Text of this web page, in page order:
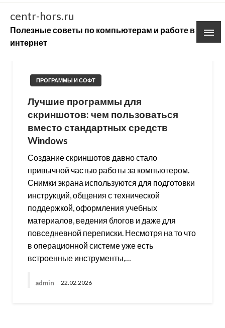
Skip
content
centr-hors.ru
Полезные советы по компьютерам и работе в
интернет
ПРОГРАММЫ И СОФТ
Лучшие программы для
скриншотов: чем пользоваться
вместо стандартных средств
Windows
Создание скриншотов давно стало
привычной частью работы за компьютером.
Снимки экрана используются для подготовки
инструкций, общения с технической
поддержкой, оформления учебных
материалов, ведения блогов и даже для
повседневной переписки. Несмотря на то что
в операционной системе уже есть
встроенные инструменты,…
admin 22.02.2026